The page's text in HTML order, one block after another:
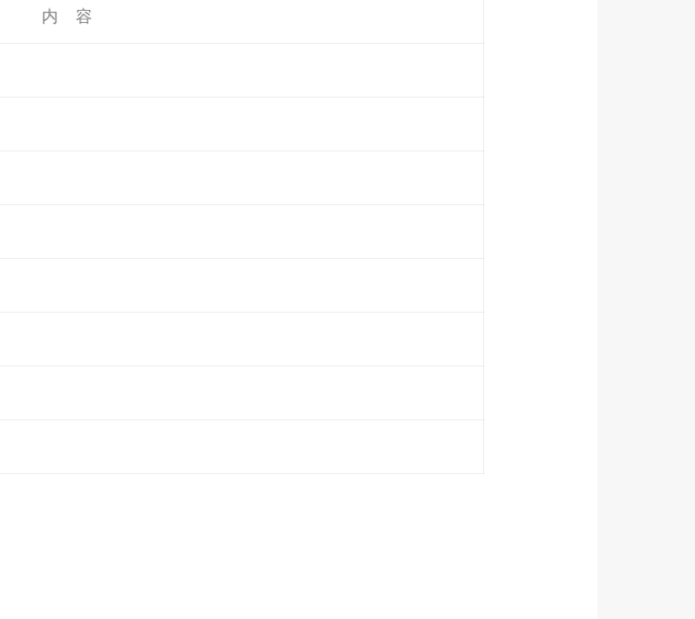
内 容